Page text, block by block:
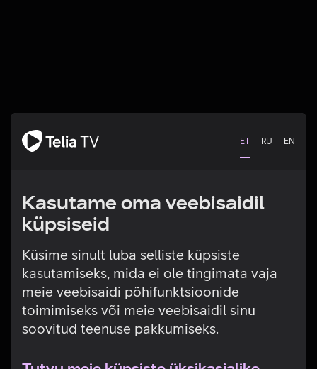
ET RU EN
Kasutame oma veebisaidil
küpsiseid
Küsime sinult luba selliste küpsiste
kasutamiseks, mida ei ole tingimata vaja
meie veebisaidi põhifunktsioonide
toimimiseks või meie veebisaidil sinu
soovitud teenuse pakkumiseks.
Tehniline viga